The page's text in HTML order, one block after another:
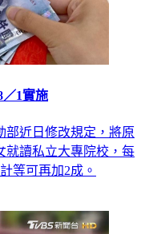
1實施
部近日修改規定，將原
就讀私立大專院校，每
等可再加2成。